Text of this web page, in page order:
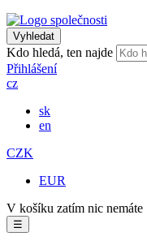
Vyhledat
Kdo hledá, ten najde
Přihlášení
cz
sk
en
CZK
EUR
V košíku zatím nic nemáte
☰